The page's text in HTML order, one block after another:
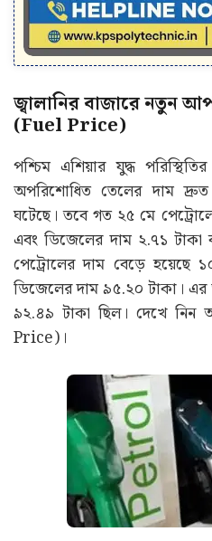
জ্বালানির বাজারে নতুন
(Fuel Price)
পশ্চিম এশিয়ার যুদ্ধ
অপরিশোধিত তেলের দাম
ঘটেছে। তবে গত ২৫ মে
এবং ডিজেলের দাম ২.৭১ টাকা
পেট্রোলের দাম বেড়ে হয়েছে
ডিজেলের দাম ৯৫.২০ টাকা।
৯২.৪৯ টাকা ছিল। দেখে
Price)।